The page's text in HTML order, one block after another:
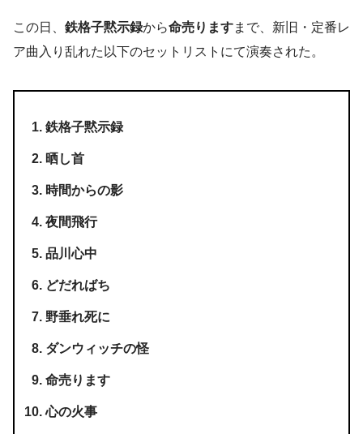
この日、 鉄格子黙示録から命売りますまで、新旧・定番レ
ア曲入り乱れた以下のセットリストにて演奏された。
鉄格子黙示録
晒し首
時間からの影
夜間飛行
品川心中
どだればち
野垂れ死に
ダンウィッチの怪
命売ります
心の火事